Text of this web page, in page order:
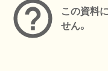
この資料
せん。